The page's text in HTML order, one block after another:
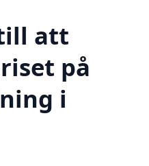
att
på
i